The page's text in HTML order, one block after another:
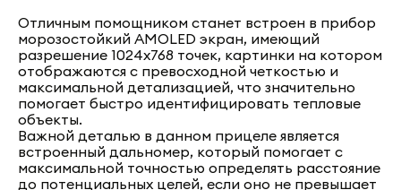
Отличным помощником станет встроен в прибор
морозостойкий AMOLED экран, имеющий
разрешение 1024х768 точек, картинки на котором
отображаются с превосходной четкостью и
максимальной детализацией, что значительно
помогает быстро идентифицировать тепловые
объекты.
Важной деталью в данном прицеле является
встроенный дальномер, который помогает с
максимальной точностью определять расстояние
до потенциальных целей, если оно не превышает